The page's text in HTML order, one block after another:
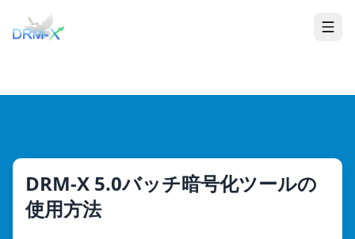
家
DRM-X 5.0バッチ暗号化ツールの
使用方法